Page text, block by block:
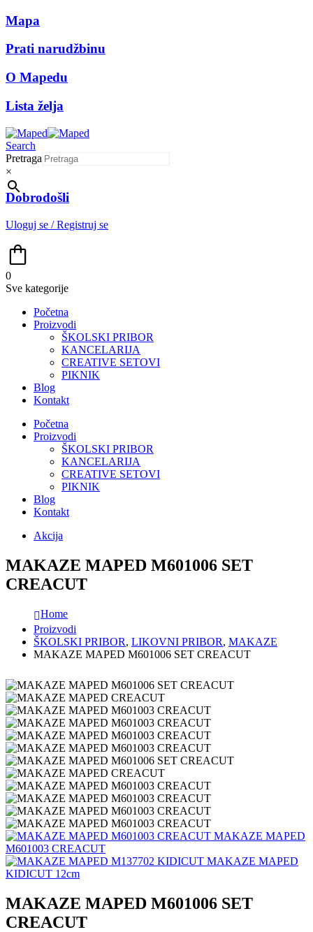
Mapa
Prati narudžbinu
O Mapedu
Lista želja
Search
Pretraga
×
Dobrodošli
Uloguj se / Registruj se
0
Sve kategorije
Početna
Proizvodi
ŠKOLSKI PRIBOR
KANCELARIJA
CREATIVE SETOVI
PIKNIK
Blog
Kontakt
Početna
Proizvodi
ŠKOLSKI PRIBOR
KANCELARIJA
CREATIVE SETOVI
PIKNIK
Blog
Kontakt
Akcija
MAKAZE MAPED M601006 SET
CREACUT
Home
Proizvodi
ŠKOLSKI PRIBOR, LIKOVNI PRIBOR, MAKAZE
MAKAZE MAPED M601006 SET CREACUT
MAKAZE MAPED
M601003 CREACUT
MAKAZE MAPED
KIDICUT 12cm
MAKAZE MAPED M601006 SET
CREACUT